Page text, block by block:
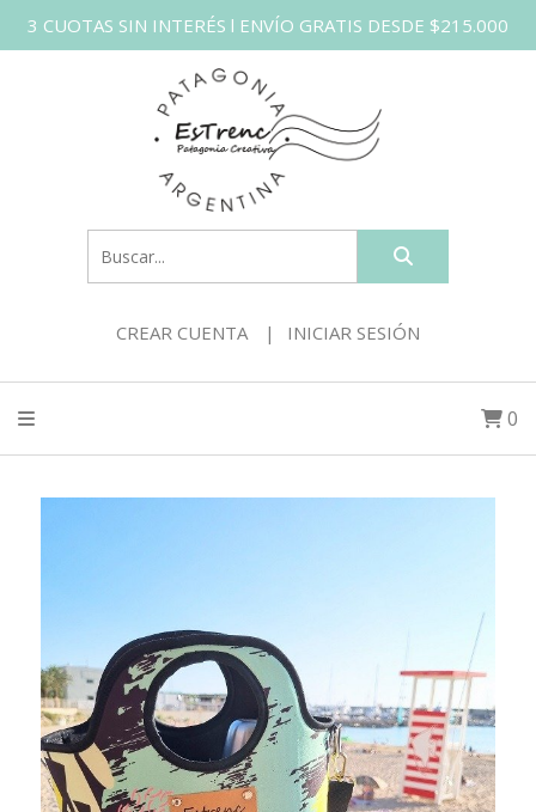
3 CUOTAS SIN INTERÉS l ENVÍO GRATIS DESDE $215.000
CREAR CUENTA INICIAR SESIÓN
0